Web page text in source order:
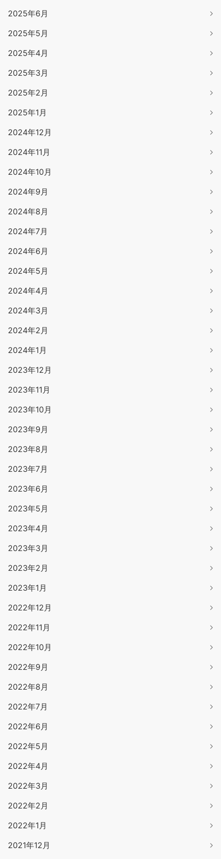
2025年6月
2025年5月
2025年4月
2025年3月
2025年2月
2025年1月
2024年12月
2024年11月
2024年10月
2024年9月
2024年8月
2024年7月
2024年6月
2024年5月
2024年4月
2024年3月
2024年2月
2024年1月
2023年12月
2023年11月
2023年10月
2023年9月
2023年8月
2023年7月
2023年6月
2023年5月
2023年4月
2023年3月
2023年2月
2023年1月
2022年12月
2022年11月
2022年10月
2022年9月
2022年8月
2022年7月
2022年6月
2022年5月
2022年4月
2022年3月
2022年2月
2022年1月
2021年12月